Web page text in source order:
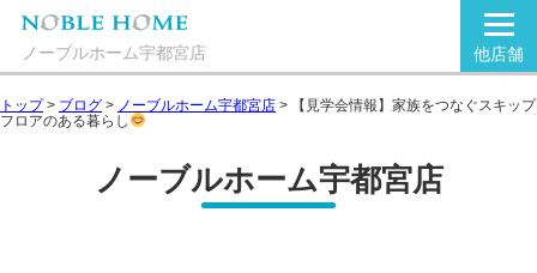
ノーブルホーム宇都宮店 他店舗
トップ> ブログ > ノーブルホーム宇都宮店 >
【見学会情報】家族をつなぐスキップ
フロアのある暮らし
ノーブルホーム宇都宮店